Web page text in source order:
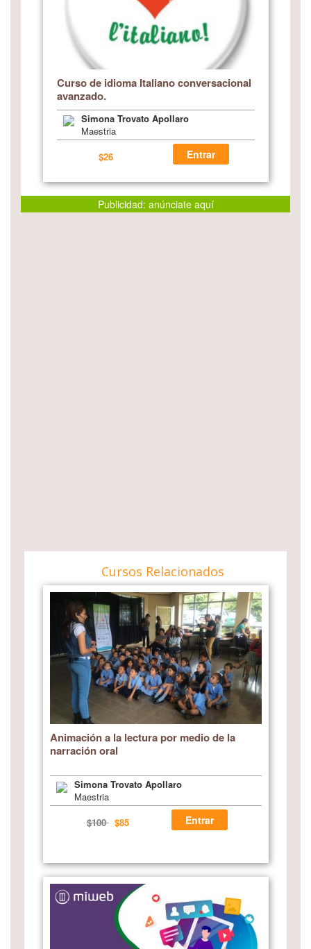
Curso de idioma Italiano conversacional
avanzado.
Simona Trovato Apollaro
Maestria
$26
Entrar
Publicidad: anúnciate aquí
Cursos Relacionados
Animación a la lectura por medio de la
narración oral
Simona Trovato Apollaro
Maestria
$100$85 Entrar